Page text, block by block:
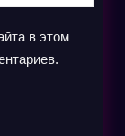
в этом